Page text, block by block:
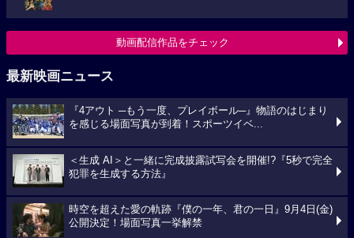
動画配信作品をチェック
最新映画ニュース
『4アウト ─もう一度、プレイボール─』物語のはじまり
を感じる場面写真が到着！スポーツイベ...
＜生成 AI＞と一緒に完成披露試写会を開催!?『5秒で完全
犯罪を生成する方法』
時空を超えた愛の軌跡『僕の一年、君の一日』9月4日(金)
公開決定！場面写真一挙解禁